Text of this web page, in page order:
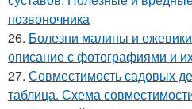
позвоночника
26. Болезни малины и
описание с фотографиями и
27. Совместимость садовых
таблица. Схема